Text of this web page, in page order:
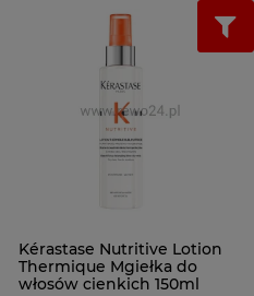
Kérastase Nutritive Lotion
Thermique Mgiełka do
włosów cienkich 150ml